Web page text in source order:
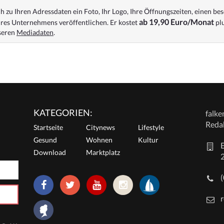
zu Ihren Adressdaten ein Foto, Ihr Logo, Ihre Öffnungszeiten, einen
Unternehmens veröffentlichen. Er kostetab 19,90 Euro/Monat
Mediadaten.
KATEGORIEN:
Startseite Citynews
Lifestyle
Gesund
Wohnen
Kultur
Download
Marktplatz